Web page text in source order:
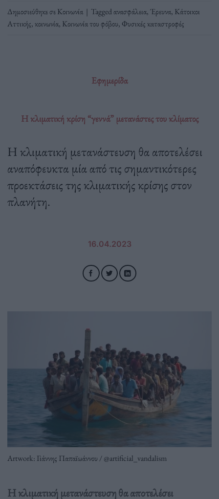
Δημοσιεύθηκε σεΚοινωνία | Taggedανασφάλεια,Έρευνα, Κάτοικοι
Αττικής,κοινωνία, Κοινωνία του φόβου, Φυσικές καταστροφές
Εφημερίδα
H κλιματική κρίση “γεννά” μετανάστες του κλίματος
Η κλιματική μετανάστευση θα αποτελέσει
αναπόφευκτα μία από τις σημαντικότερες
προεκτάσεις της κλιματικής κρίσης στον
πλανήτη.
16.04.2023
Artwork: Γιάννης Παπαϊωάννου / @artificial_vandalism
Η κλιματική μετανάστευση θα αποτελέσει